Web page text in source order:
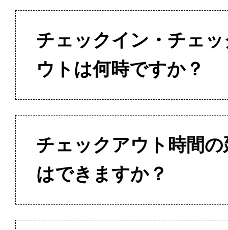
チェックイン・チェ
ウトは何時ですか？
チェックアウト時間の
はできますか？